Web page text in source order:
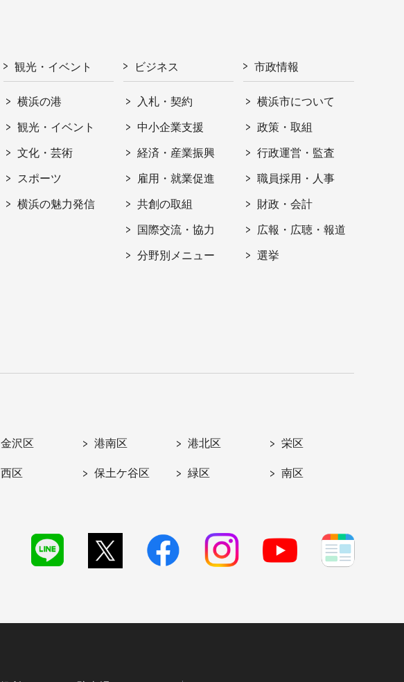
観光・イベント
横浜の港
観光・イベント
文化・芸術
スポーツ
横浜の魅力発信
ビジネス
入札・契約
中小企業支援
経済・産業振興
雇用・就業促進
共創の取組
国際交流・協力
分野別メニュー
市政情報
横浜市について
政策・取組
行政運営・監査
職員採用・人事
財政・会計
広報・広聴・報道
選挙
金沢区 港南区 港北区 栄区
西区 保土ケ谷区 緑区 南区